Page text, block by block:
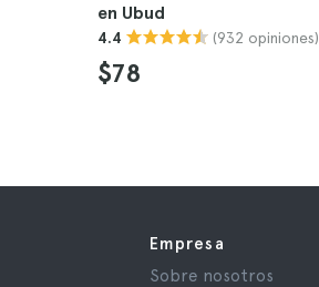
en Ubud
4.4 (932 opiniones)
$78
Empresa
Sobre nosotros